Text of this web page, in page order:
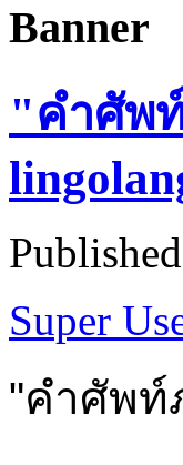
Banner
"คำศัพ
Super
"คำศัพท์